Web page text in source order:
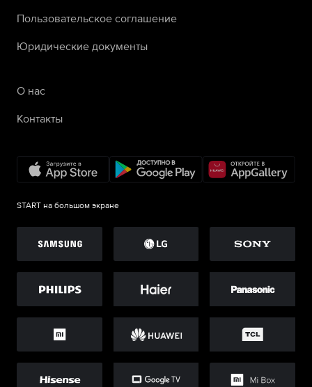
Пользовательское соглашение
Юридические документы
О нас
Контакты
START на большом экране